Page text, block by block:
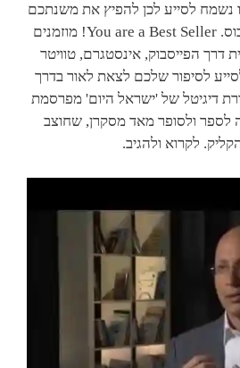
נשמח לסייע לכן להפיץ את משנתכם
ב-12 שפות ברחבי הגלובוס. You are a Best Seller! מוזמנים
דרך הפייסבוק, אינסטגרם, טוויטר
לסיפור שלכם לצאת לאור בדרך
דיגיטל של 'ישראל היום' מפרסמת
לספר ולסופר מאד מסקרן, שחוצב
לקרוא ולהגיב.